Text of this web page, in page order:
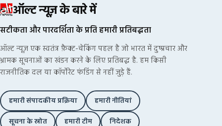
ऑल्ट न्यूज़ के बारे में
सटीकता और पारदर्शिता के प्रति हमारी प्रतिबद्धता
ऑल्ट न्यूज़ एक स्वतंत्र फ़ैक्ट-चेकिंग पहल है जो भारत में दुष्प्रचार और
भ्रामक सूचनाओं का खंडन करने के लिए प्रतिबद्ध है. हम किसी
राजनीतिक दल या कॉर्पोरेट फंडिंग से नहीं जुड़े हैं.
हमारी संपादकीय प्रक्रिया
हमारी नीतियां
सूचना के स्रोत
हमारी टीम निदेशक